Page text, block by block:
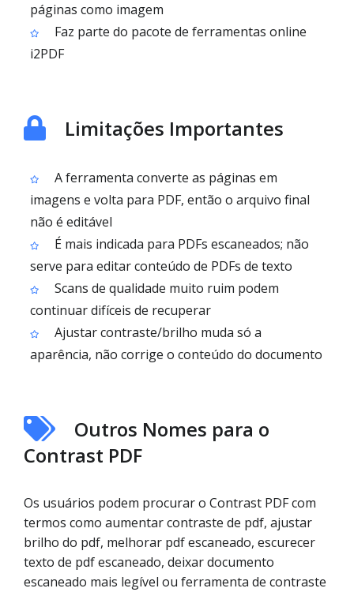
páginas como imagem
Faz parte do pacote de ferramentas online
i2PDF
Limitações Importantes
A ferramenta converte as páginas em
imagens e volta para PDF, então o arquivo final
não é editável
É mais indicada para PDFs escaneados; não
serve para editar conteúdo de PDFs de texto
Scans de qualidade muito ruim podem
continuar difíceis de recuperar
Ajustar contraste/brilho muda só a
aparência, não corrige o conteúdo do documento
Outros Nomes para o
Contrast PDF
Os usuários podem procurar o Contrast PDF com
termos como aumentar contraste de pdf, ajustar
brilho do pdf, melhorar pdf escaneado, escurecer
texto de pdf escaneado, deixar documento
escaneado mais legível ou ferramenta de contraste